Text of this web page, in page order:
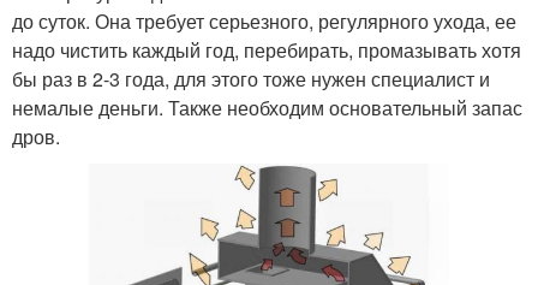
до суток. Она требует серьезного, регулярного ухода, ее
надо чистить каждый год, перебирать, промазывать хотя
бы раз в 2-3 года, для этого тоже нужен специалист и
немалые деньги. Также необходим основательный запас
дров.